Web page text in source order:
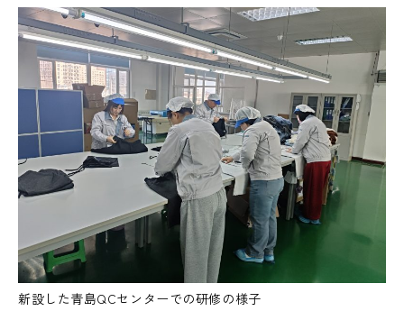
新設した青島QCセンターでの研修の様子